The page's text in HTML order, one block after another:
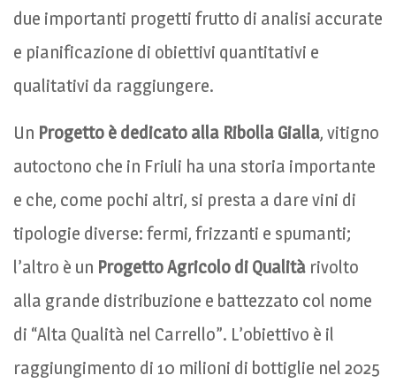
due importanti progetti frutto di analisi accurate
e pianificazione di obiettivi quantitativi e
qualitativi da raggiungere.
Un Progetto è dedicato alla Ribolla Gialla, vitigno
autoctono che in Friuli ha una storia importante
e che, come pochi altri, si presta a dare vini di
tipologie diverse: fermi, frizzanti e spumanti;
l’altro è un Progetto Agricolo di Qualità rivolto
alla grande distribuzione e battezzato col nome
di “Alta Qualità nel Carrello”. L’obiettivo è il
raggiungimento di 10 milioni di bottiglie nel 2025